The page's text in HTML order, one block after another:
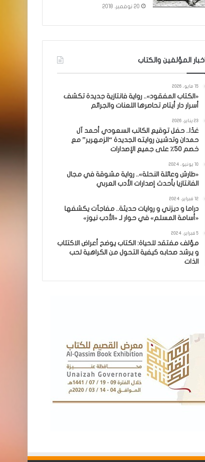
20 نوفمبر، 2018
اخبار المؤلفين والكتاب
15 مايو، 2026
«الكتاب المفقود».. رواية فانتازية جديدة تكشف
أسرار دار أيتام تحاصرها اللعنات والجرائم
23 يناير، 2026
غدًا.. حفل توقيع الكاتب السعودي أحمد آل
حمدان وتدشين روايته الجديدة “الزمهرير” مع
خصم 50٪ على جميع الإصدارات
10 يونيو، 2024
«طارش وعائلة النحلة».. رواية مشوقة في مجال
الفانتازيا بأحدث إصدارات الأدب العربي
12 فبراير، 2024
دراما و ديزني و روايات حديثة.. مفاجآت يكشفها
«أسامة المسلم» في حوار لـ «الأدب نيوز»
5 فبراير، 2024
مؤلف مفتقد للحياة: الكتاب يوضح أعراض الاكتئاب
و يرشد صحابه كيفية التحول من الكراهية لحب
الذات